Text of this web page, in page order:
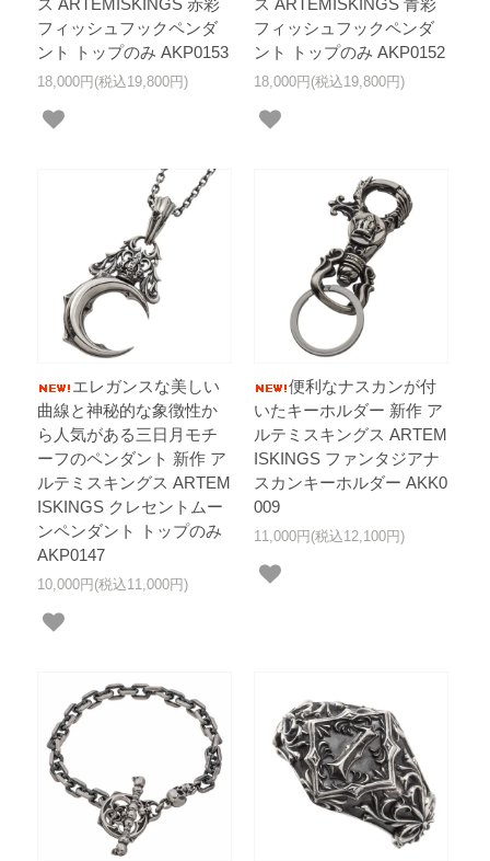
ス ARTEMISKINGS 赤彩
フィッシュフックペンダ
ント トップのみ AKP0153
18,000円(税込19,800円)
ス ARTEMISKINGS 青彩
フィッシュフックペンダ
ント トップのみ AKP0152
18,000円(税込19,800円)
エレガンスな美しい
曲線と神秘的な象徴性か
ら人気がある三日月モチ
ーフのペンダント 新作 ア
ルテミスキングス ARTEM
ISKINGS クレセントムー
ンペンダント トップのみ
AKP0147
10,000円(税込11,000円)
便利なナスカンが付
いたキーホルダー 新作 ア
ルテミスキングス ARTEM
ISKINGS ファンタジアナ
スカンキーホルダー AKK0
009
11,000円(税込12,100円)